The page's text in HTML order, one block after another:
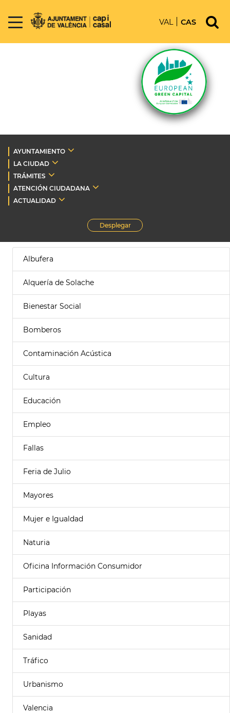
VAL CAS
AYUNTAMIENTO
LA CIUDAD
TRÁMITES
ATENCIÓN CIUDADANA
ACTUALIDAD
Desplegar
Albufera
Alquería de Solache
Bienestar Social
Bomberos
Contaminación Acústica
Cultura
Educación
Empleo
Fallas
Feria de Julio
Mayores
Mujer e Igualdad
Naturia
Oficina Información Consumidor
Participación
Playas
Sanidad
Tráfico
Urbanismo
Valencia